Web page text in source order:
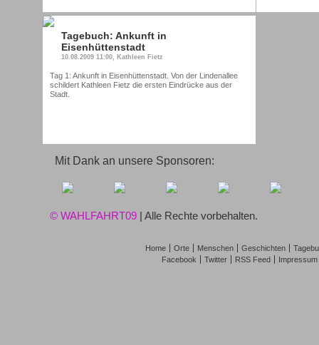
Tagebuch: Ankunft in
Eisenhüttenstadt
10.08.2009 11:00, Kathleen Fietz
Tag 1: Ankunft in Eisenhüttenstadt. Von der Lindenallee
schildert Kathleen Fietz die ersten Eindrücke aus der
Stadt.
Mit Dank an unsere Sponsoren:
© WAHLFAHRT09 | Alle Rechte vorbehalten.
Home Orte Menschen Geschichten
Facebook
Twitter RSS Feed Impressum